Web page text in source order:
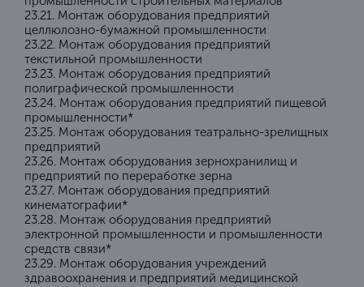
23.21. Монтаж оборудования предприятий
целлюлозно-бумажной промышленности
23.22. Монтаж оборудования предприятий
текстильной промышленности
23.23. Монтаж оборудования предприятий
полиграфической промышленности
23.24. Монтаж оборудования предприятий пищевой
промышленности*
23.25. Монтаж оборудования театрально-зрелищных
предприятий
23.26. Монтаж оборудования зернохранилищ и
предприятий по переработке зерна
23.27. Монтаж оборудования предприятий
кинематографии*
23.28. Монтаж оборудования предприятий
электронной промышленности и промышленности
средств связи*
23.29. Монтаж оборудования учреждений
здравоохранения и предприятий медицинской